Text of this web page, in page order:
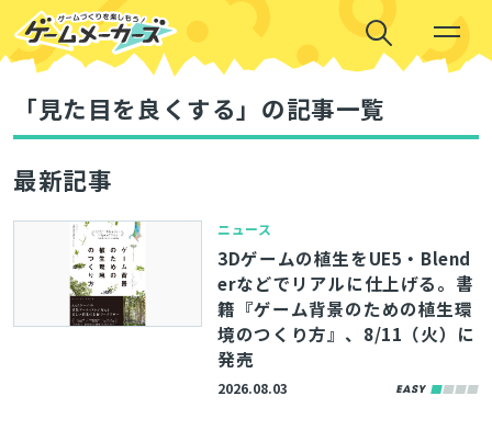
「見た目を良くする」の記事一覧
最新記事
ニュース
3Dゲームの植生をUE5・Blend
erなどでリアルに仕上げる。書
籍『ゲーム背景のための植生環
境のつくり方』、8/11（火）に
発売
2026.08.03